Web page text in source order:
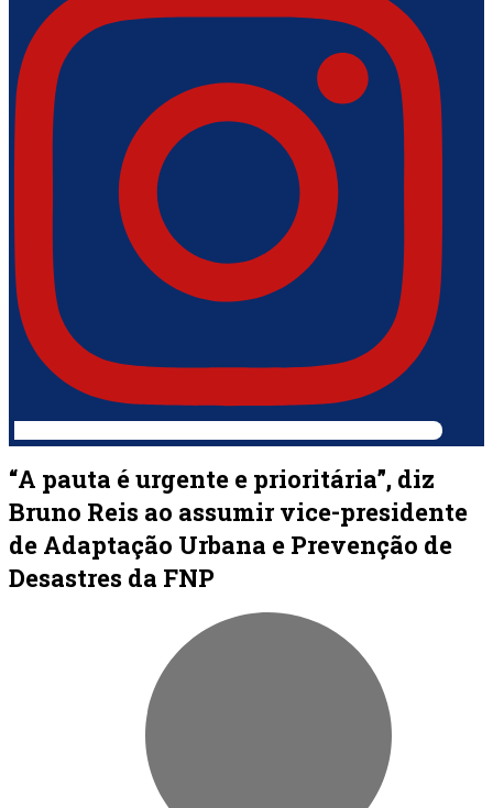
“A pauta é urgente e prioritária”, diz
Bruno Reis ao assumir vice-presidente
de Adaptação Urbana e Prevenção de
Desastres da FNP